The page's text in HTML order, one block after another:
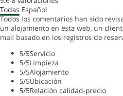
Todas Español
Todos los comentarios han sido
un alojamiento en esta web, un
mail basado en los registros de
5/5Servicio
5/5Limpieza
5/5Alojamiento
5/5Ubicación
5/5Relación calidad-precio